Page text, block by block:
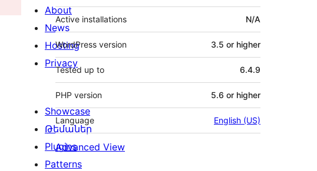
Active installations N/A
WordPress version 3.5 or higher
Tested up to 6.4.9
PHP version 5.6 or higher
Language English (US)
Advanced View
About
News
Hosting
Privacy
Showcase
Թեմաներ
Plugins
Patterns